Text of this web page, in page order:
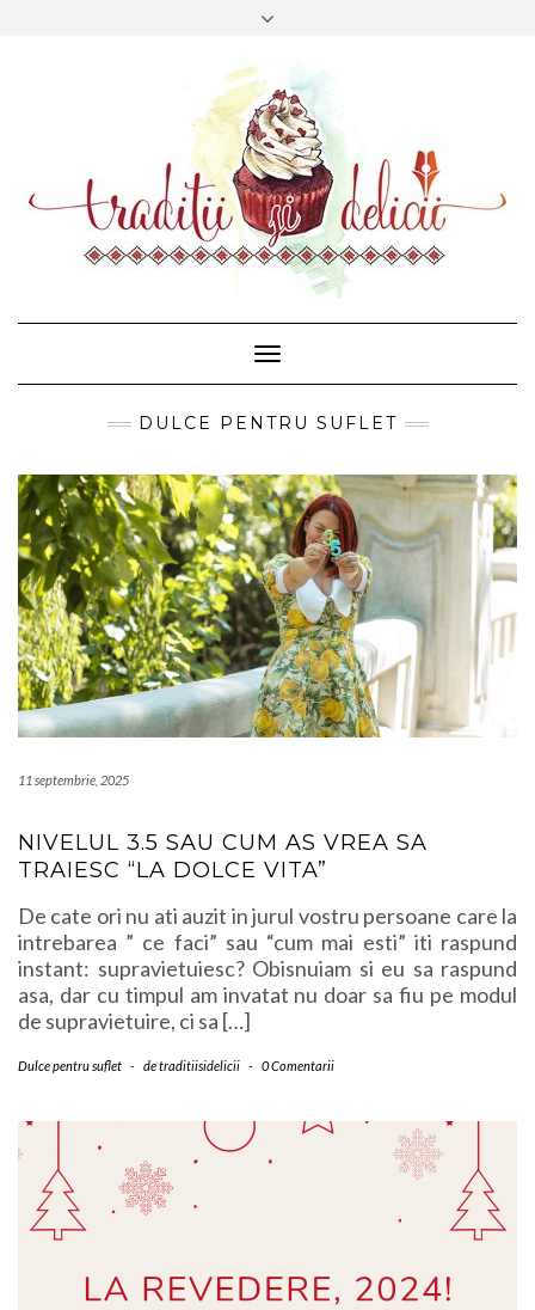
Toggle
Navigation
DULCE PENTRU SUFLET
11 septembrie, 2025
NIVELUL 3.5 SAU CUM AS VREA SA
TRAIESC “LA DOLCE VITA”
De cate ori nu ati auzit in jurul vostru persoane care la
intrebarea ” ce faci” sau “cum mai esti” iti raspund
instant: supravietuiesc? Obisnuiam si eu sa raspund
asa, dar cu timpul am invatat nu doar sa fiu pe modul
de supravietuire, ci sa […]
Dulce pentru suflet - detraditiisidelicii - 0 Comentarii